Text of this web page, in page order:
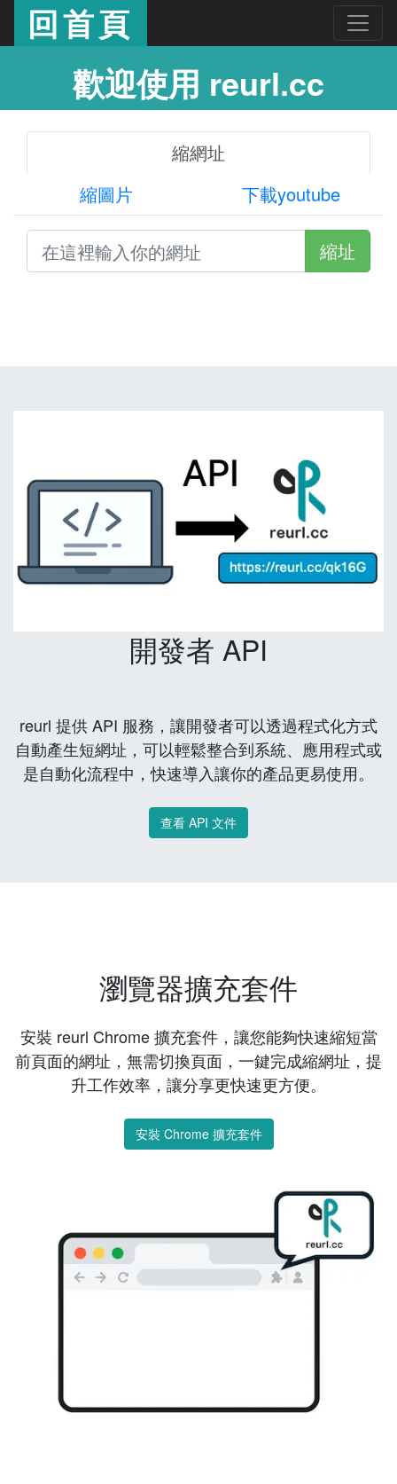
回首頁
歡迎使用 reurl.cc
縮網址
縮圖片
下載youtube
縮址
開發者 API
reurl 提供 API 服務，讓開發者可以透過程式化方式
自動產生短網址，可以輕鬆整合到系統、應用程式或
是自動化流程中，快速導入讓你的產品更易使用。
查看 API 文件
瀏覽器擴充套件
安裝 reurl Chrome 擴充套件，讓您能夠快速縮短當
前頁面的網址，無需切換頁面，一鍵完成縮網址，提
升工作效率，讓分享更快速更方便。
安裝 Chrome 擴充套件